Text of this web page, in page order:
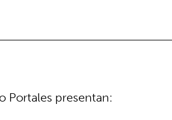
Portales presentan: